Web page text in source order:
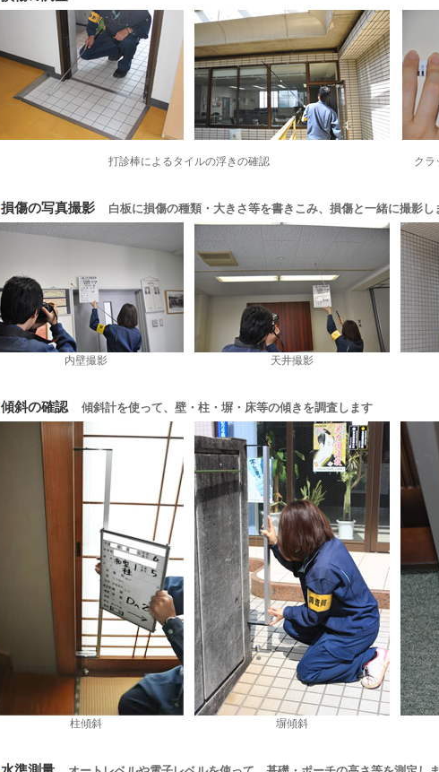
打診棒によるタイルの浮きの確認 クラ
損傷の写真撮影 白板に損傷の種類・大きさ等を書きこみ、損傷と一緒に撮影し
内壁撮影 天井撮影
傾斜の確認 傾斜計を使って、壁・柱・塀・床等の傾きを調査します
柱傾斜 塀傾斜